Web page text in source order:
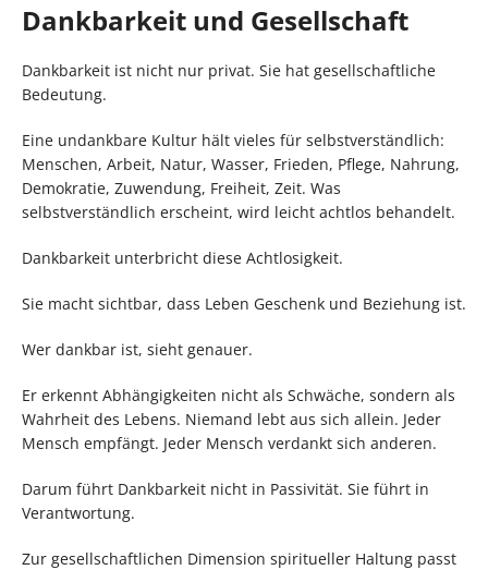
Dankbarkeit und Gesellschaft
Dankbarkeit ist nicht nur privat. Sie hat gesellschaftliche
Bedeutung.
Eine undankbare Kultur hält vieles für selbstverständlich:
Menschen, Arbeit, Natur, Wasser, Frieden, Pflege, Nahrung,
Demokratie, Zuwendung, Freiheit, Zeit. Was
selbstverständlich erscheint, wird leicht achtlos behandelt.
Dankbarkeit unterbricht diese Achtlosigkeit.
Sie macht sichtbar, dass Leben Geschenk und Beziehung ist.
Wer dankbar ist, sieht genauer.
Er erkennt Abhängigkeiten nicht als Schwäche, sondern als
Wahrheit des Lebens. Niemand lebt aus sich allein. Jeder
Mensch empfängt. Jeder Mensch verdankt sich anderen.
Darum führt Dankbarkeit nicht in Passivität. Sie führt in
Verantwortung.
Zur gesellschaftlichen Dimension spiritueller Haltung passt